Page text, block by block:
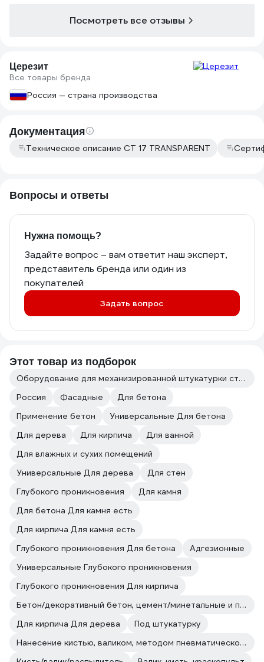
Посмотреть все отзывы
Церезит
Все товары бренда
Россия — страна производства
Документация
Техническое описание CT 17 TRANSPARENT
Вопросы и ответы
Нужна помощь?
Задайте вопрос – вам ответит наш эксперт,
представитель бренда или один из
покупателей
Задать вопрос
Этот товар из подборок
Оборудование для механизированной штукатурки стен
Россия
Фасадные
Для бетона
Применение бетон
Универсальные Для бетона
Для дерева
Для кирпича
Для ванной
Для влажных и сухих помещений
Универсальные Для дерева
Для стен
Глубокого проникновения
Для камня
Для бетона Для камня есть
Для кирпича Для камня есть
Глубокого проникновения Для бетона
Адгезионные
Универсальные Глубокого проникновения
Глубокого проникновения Для кирпича
Бетон/декоративный бетон, цемент/минетальные и полимерные декоративные штукатурки/прочие впитывающие поверхности
Для кирпича Для дерева
Под штукатурку
Нанесение кистью, валиком, методом пневматического и безвоздушного распыления.